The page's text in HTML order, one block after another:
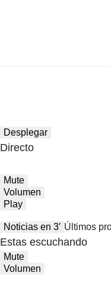
Desplegar
Directo
Mute
Volumen
Play
Noticias en 3′ Últimos
Estas escuchando
Mute
Volumen